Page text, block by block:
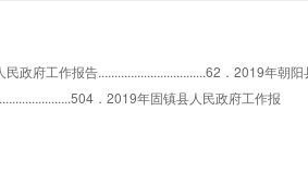
政府工作报告.................................62．2019年朝
．2019年固镇县人民政府工作报